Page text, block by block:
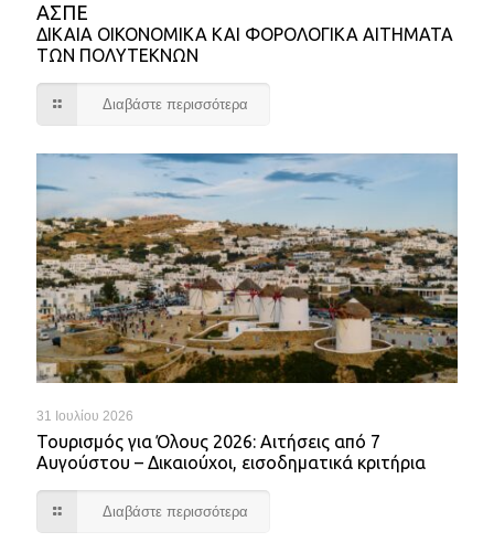
ΑΣΠΕ
ΔΙΚΑΙΑ ΟΙΚΟΝΟΜΙΚΑ ΚΑΙ ΦΟΡΟΛΟΓΙΚΑ ΑΙΤΗΜΑΤΑ
ΤΩΝ ΠΟΛΥΤΕΚΝΩΝ
Διαβάστε περισσότερα
31 Ιουλίου 2026
Τουρισμός για Όλους 2026: Αιτήσεις από 7
Αυγούστου – Δικαιούχοι, εισοδηματικά κριτήρια
Διαβάστε περισσότερα